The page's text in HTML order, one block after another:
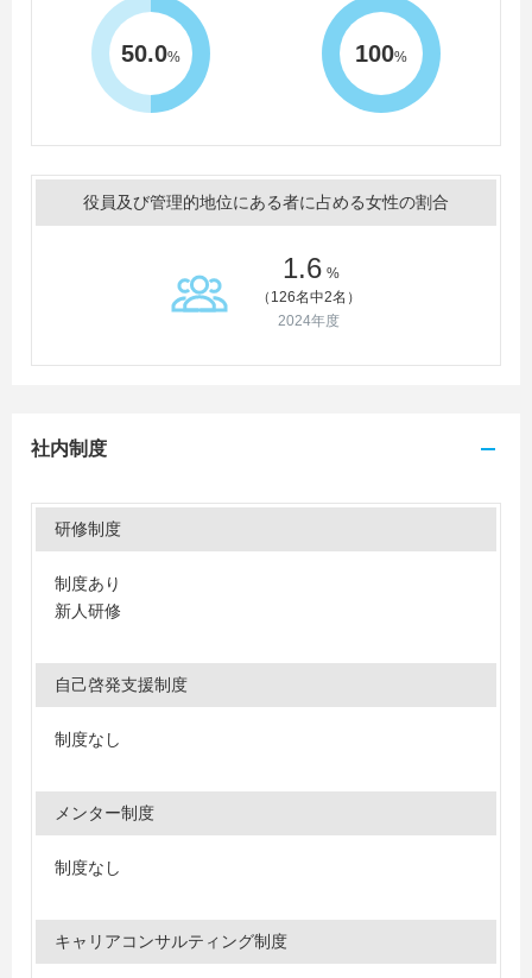
50.0% 100%
役員及び管理的地位にある者に占める女性の割合
1.6 %
（126名中2名）
2024年度
社内制度
研修制度
制度あり
新人研修
自己啓発支援制度
制度なし
メンター制度
制度なし
キャリアコンサルティング制度